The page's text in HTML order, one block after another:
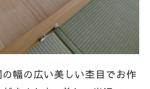
幅の広い美しい杢目でお作